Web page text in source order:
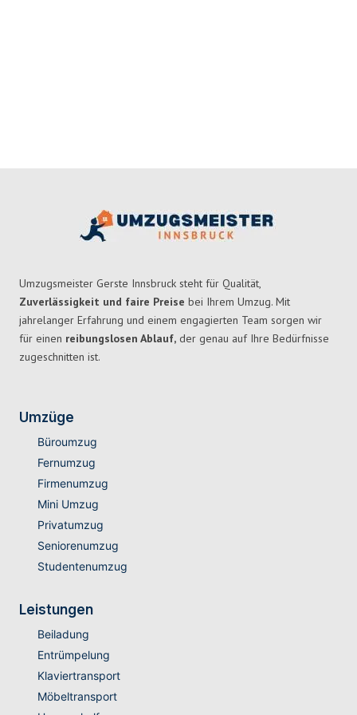
Umzugsmeister Gerste Innsbruck steht für Qualität,
Zuverlässigkeit und faire Preise bei Ihrem Umzug. Mit
jahrelanger Erfahrung und einem engagierten Team sorgen wir
für einen reibungslosen Ablauf, der genau auf Ihre Bedürfnisse
zugeschnitten ist.
Umzüge
Büroumzug
Fernumzug
Firmenumzug
Mini Umzug
Privatumzug
Seniorenumzug
Studentenumzug
Leistungen
Beiladung
Entrümpelung
Klaviertransport
Möbeltransport